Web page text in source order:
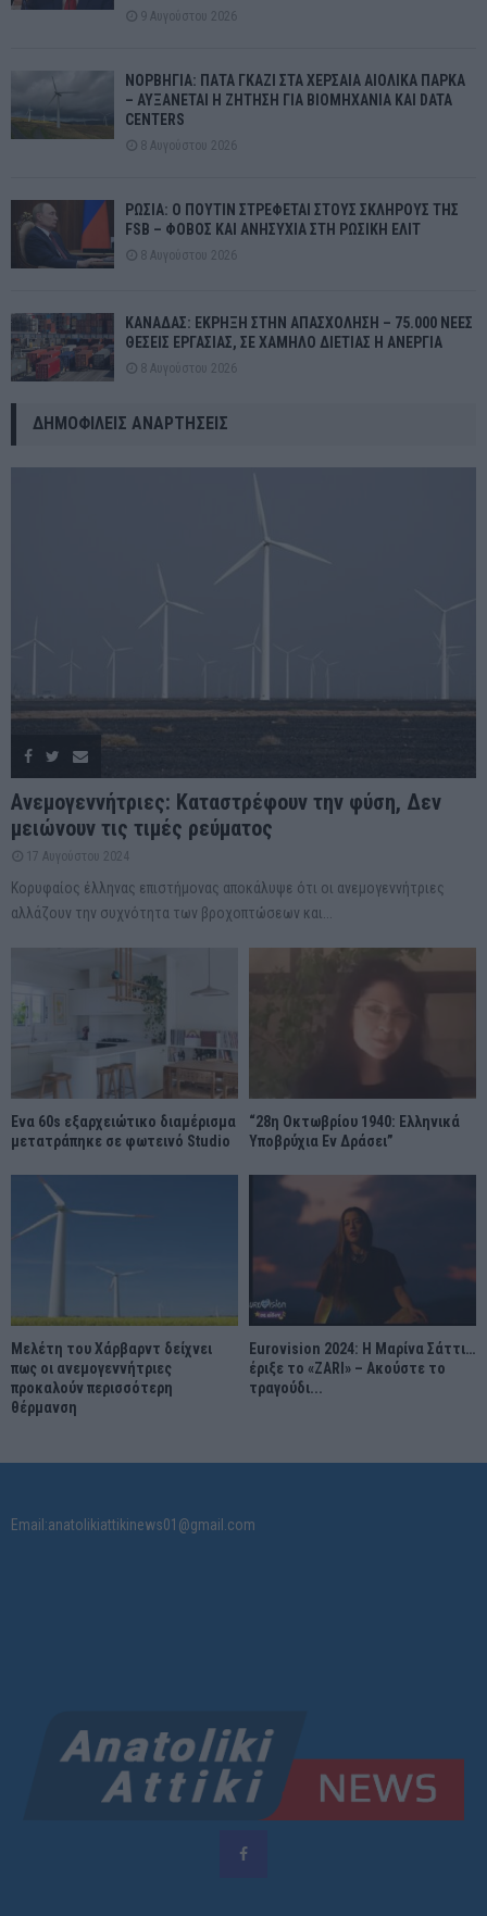
9 Αυγούστου 2026
ΝΟΡΒΗΓΙΑ: ΠΑΤΑ ΓΚΑΖΙ ΣΤΑ ΧΕΡΣΑΙΑ ΑΙΟΛΙΚΑ ΠΑΡΚΑ
– ΑΥΞΑΝΕΤΑΙ Η ΖΗΤΗΣΗ ΓΙΑ ΒΙΟΜΗΧΑΝΙΑ ΚΑΙ DATA
CENTERS
8 Αυγούστου 2026
ΡΩΣΙΑ: Ο ΠΟΥΤΙΝ ΣΤΡΕΦΕΤΑΙ ΣΤΟΥΣ ΣΚΛΗΡΟΥΣ ΤΗΣ
FSB – ΦΟΒΟΣ ΚΑΙ ΑΝΗΣΥΧΙΑ ΣΤΗ ΡΩΣΙΚΗ ΕΛΙΤ
8 Αυγούστου 2026
ΚΑΝΑΔΑΣ: ΕΚΡΗΞΗ ΣΤΗΝ ΑΠΑΣΧΟΛΗΣΗ – 75.000 ΝΕΕΣ
ΘΕΣΕΙΣ ΕΡΓΑΣΙΑΣ, ΣΕ ΧΑΜΗΛΟ ΔΙΕΤΙΑΣ Η ΑΝΕΡΓΙΑ
8 Αυγούστου 2026
ΔΗΜΟΦΙΛΕΊΣ ΑΝΑΡΤΉΣΕΙΣ
Ανεμογεννήτριες: Καταστρέφουν την φύση, Δεν
μειώνουν τις τιμές ρεύματος
17 Αυγούστου 2024
Κορυφαίος έλληνας επιστήμονας αποκάλυψε ότι οι ανεμογεννήτριες
αλλάζουν την συχνότητα των βροχοπτώσεων και...
Ένα 60s εξαρχειώτικο διαμέρισμα
μετατράπηκε σε φωτεινό Studio
“28η Οκτωβρίου 1940: Ελληνικά
Υποβρύχια Εν Δράσει”
Μελέτη του Χάρβαρντ δείχνει
πως οι ανεμογεννήτριες
προκαλούν περισσότερη
θέρμανση
Eurovision 2024: Η Μαρίνα Σάττι…
έριξε το «ZARI» – Ακούστε το
τραγούδι...
Email:anatolikiattikinews01@gmail.com